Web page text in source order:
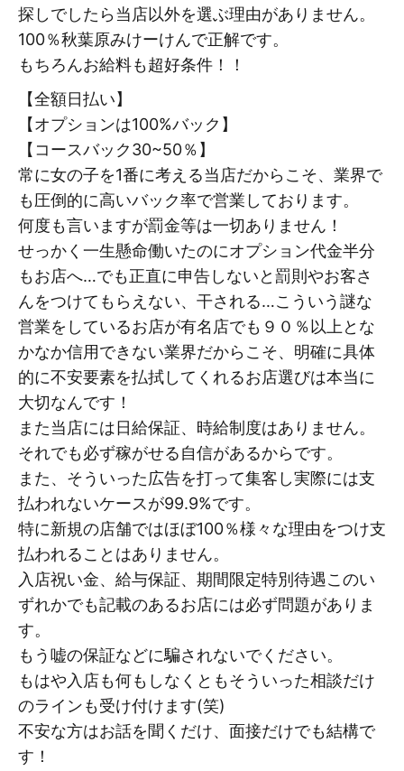
探しでしたら当店以外を選ぶ理由がありません。
100％秋葉原みけーけんで正解です。
もちろんお給料も超好条件！！
【全額日払い】
【オプションは100%バック】
【コースバック30~50％】
常に女の子を1番に考える当店だからこそ、業界で
も圧倒的に高いバック率で営業しております。
何度も言いますが罰金等は一切ありません！
せっかく一生懸命働いたのにオプション代金半分
もお店へ…でも正直に申告しないと罰則やお客さ
んをつけてもらえない、干される…こういう謎な
営業をしているお店が有名店でも９０％以上とな
かなか信用できない業界だからこそ、明確に具体
的に不安要素を払拭してくれるお店選びは本当に
大切なんです！
また当店には日給保証、時給制度はありません。
それでも必ず稼がせる自信があるからです。
また、そういった広告を打って集客し実際には支
払われないケースが99.9%です。
特に新規の店舗ではほぼ100％様々な理由をつけ支
払われることはありません。
入店祝い金、給与保証、期間限定特別待遇このい
ずれかでも記載のあるお店には必ず問題がありま
す。
もう嘘の保証などに騙されないでください。
もはや入店も何もしなくともそういった相談だけ
のラインも受け付けます(笑)
不安な方はお話を聞くだけ、面接だけでも結構で
す！